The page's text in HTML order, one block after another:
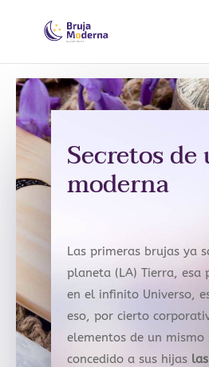
Secretos
moderna
Las primeras brujas ya
planeta (LA) Tierra, esa
en el infinito Universo,
eso, por cierto
elementos de un mismo
concedido a sus hijas